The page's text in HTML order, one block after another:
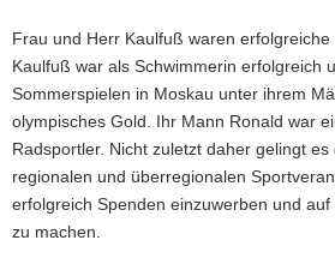
Frau und Herr Kaulfuß waren
Kaulfuß war als Schwimmerin erfolgreich
Sommerspielen in Moskau unter ihrem
olympisches Gold. Ihr Mann Ronald war
Radsportler. Nicht zuletzt daher gelingt
regionalen und überregionalen
erfolgreich Spenden einzuwerben und
zu machen.